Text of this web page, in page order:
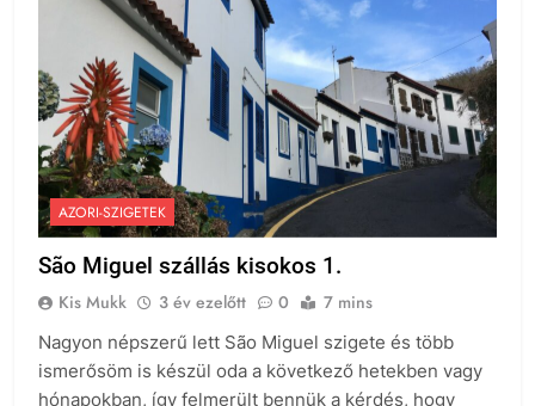
AZORI-SZIGETEK
São Miguel szállás kisokos 1.
Kis Mukk 3 év ezelőtt 0 7 mins
Nagyon népszerű lett São Miguel szigete és több
ismerősöm is készül oda a következő hetekben vagy
hónapokban, így felmerült bennük a kérdés, hogy